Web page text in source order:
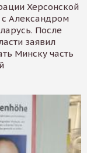
Херсонской
с Александром
После
заявил
Минску часть